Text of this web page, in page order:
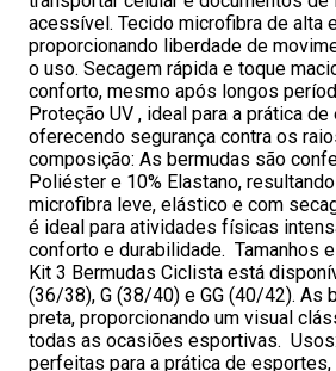
acessível. Tecido microfibra de alta
proporcionando liberdade de
o uso. Secagem rápida e toque
conforto, mesmo após longos
Proteção UV , ideal para a prática
oferecendo segurança contra os
composição: As bermudas são
Poliéster e 10% Elastano,
microfibra leve, elástico e com
é ideal para atividades físicas
conforto e durabilidade. Tamanhos
Kit 3 Bermudas Ciclista está
(36/38), G (38/40) e GG (40/42). As
preta, proporcionando um visual
todas as ocasiões esportivas.
perfeitas para a prática de